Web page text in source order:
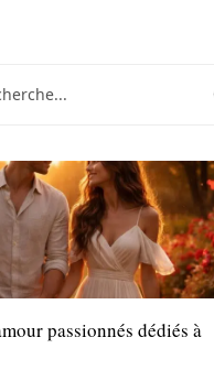
passionnés dédiés à